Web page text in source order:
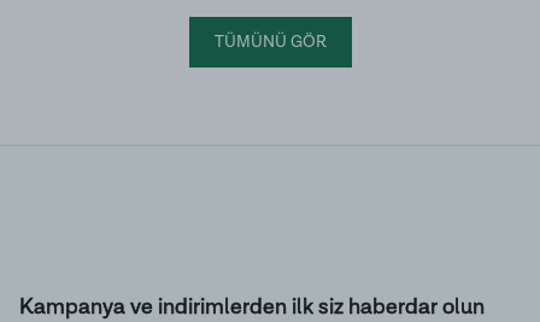
TÜMÜNÜ GÖR
Kampanya ve indirimlerden ilk siz haberdar olun